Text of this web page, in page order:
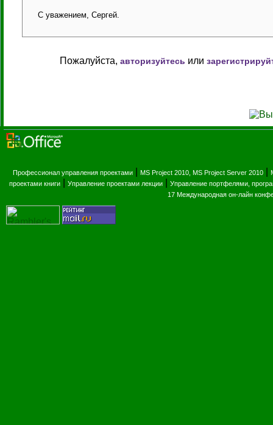
С уважением, Сергей.
Пожалуйста, авторизуйтесь или
Профессионал управления проектами MS Project 2010, MS Project Server 2010
проектами книги
|Управление проектами лекции |Управление портфелями,
17 Международная он-лайн